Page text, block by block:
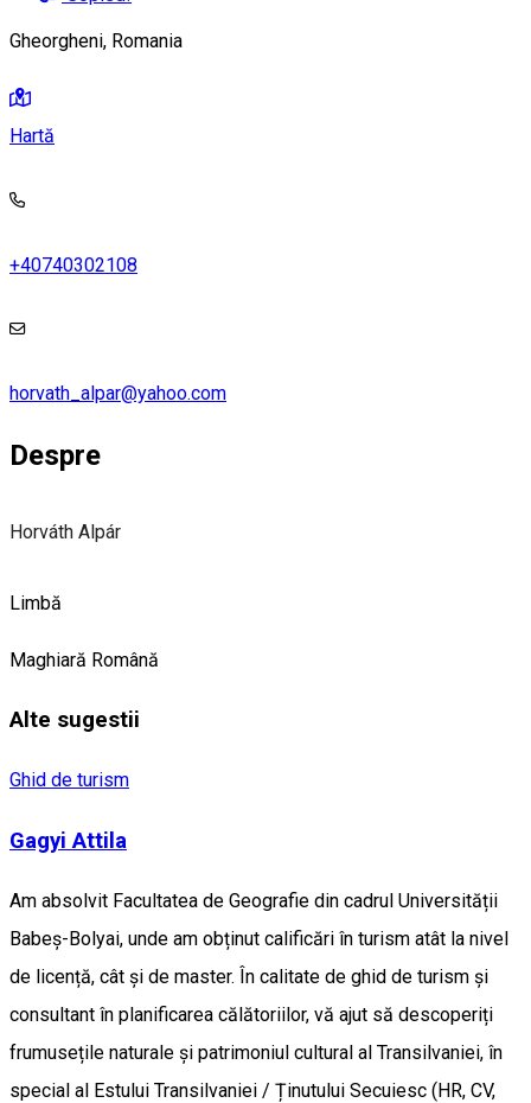
Gheorgheni, Romania
Hartă
+40740302108
horvath_alpar@yahoo.com
Despre
Horváth Alpár
Limbă
Maghiară Română
Alte sugestii
Ghid de turism
Gagyi Attila
Am absolvit Facultatea de Geografie din cadrul Universității
Babeș-Bolyai, unde am obținut calificări în turism atât la nivel
de licență, cât și de master. În calitate de ghid de turism și
consultant în planificarea călătoriilor, vă ajut să descoperiți
frumusețile naturale și patrimoniul cultural al Transilvaniei, în
special al Estului Transilvaniei / Ținutului Secuiesc (HR, CV,